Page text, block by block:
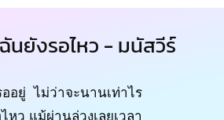
นยังรอไหว - มนัสวีร์
อยู่ ไม่ว่าจะนานเท่าไร
หว แม้ผ่านล่วงเลยเวลา